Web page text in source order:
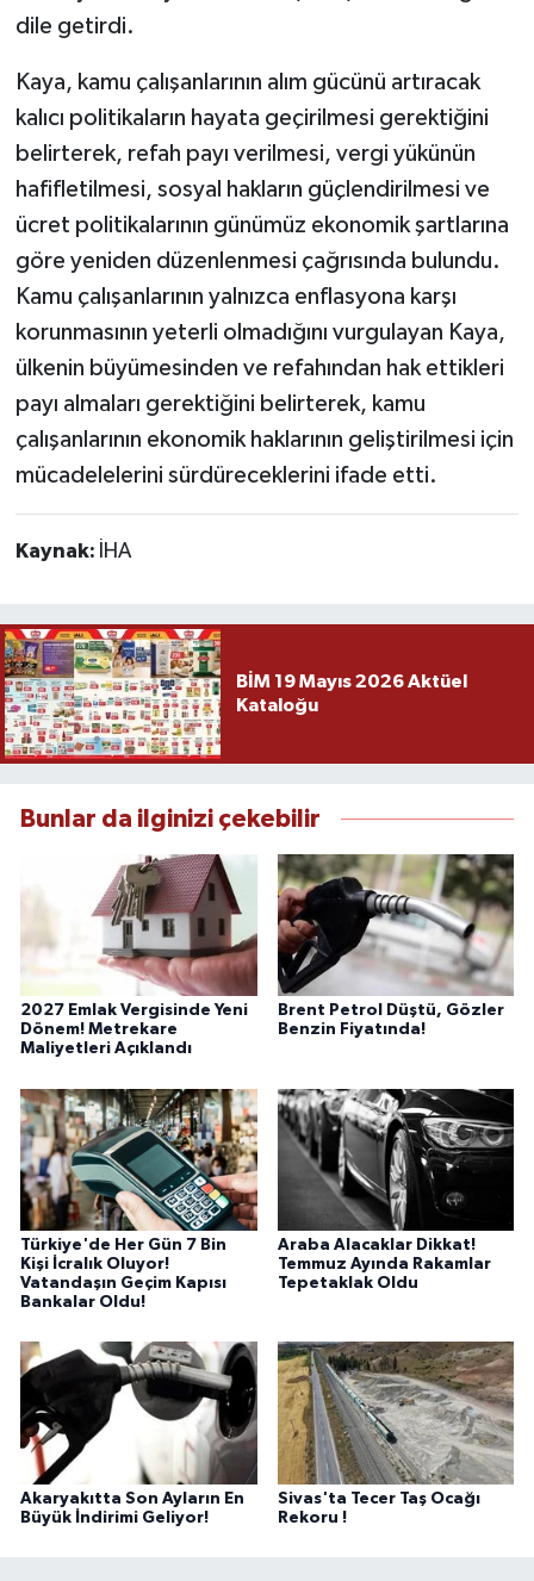
dile getirdi.
Kaya, kamu çalışanlarının alım gücünü artıracak
kalıcı politikaların hayata geçirilmesi gerektiğini
belirterek, refah payı verilmesi, vergi yükünün
hafifletilmesi, sosyal hakların güçlendirilmesi ve
ücret politikalarının günümüz ekonomik şartlarına
göre yeniden düzenlenmesi çağrısında bulundu.
Kamu çalışanlarının yalnızca enflasyona karşı
korunmasının yeterli olmadığını vurgulayan Kaya,
ülkenin büyümesinden ve refahından hak ettikleri
payı almaları gerektiğini belirterek, kamu
çalışanlarının ekonomik haklarının geliştirilmesi için
mücadelelerini sürdüreceklerini ifade etti.
Kaynak: İHA
BİM 19 Mayıs 2026 Aktüel
Kataloğu
Bunlar da ilginizi çekebilir
2027 Emlak Vergisinde Yeni
Dönem! Metrekare
Maliyetleri Açıklandı
Brent Petrol Düştü, Gözler
Benzin Fiyatında!
Türkiye'de Her Gün 7 Bin
Kişi İcralık Oluyor!
Vatandaşın Geçim Kapısı
Bankalar Oldu!
Araba Alacaklar Dikkat!
Temmuz Ayında Rakamlar
Tepetaklak Oldu
Akaryakıtta Son Ayların En
Büyük İndirimi Geliyor!
Sivas'ta Tecer Taş Ocağı
Rekoru !